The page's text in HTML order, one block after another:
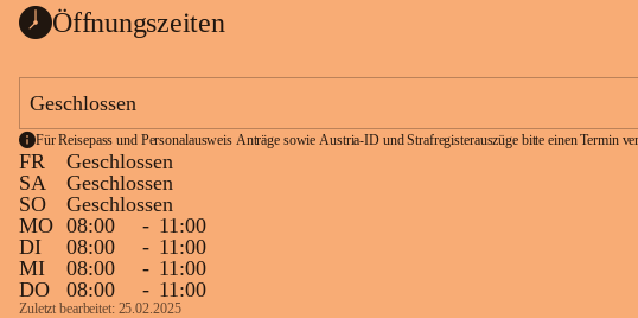
Öffnungszeiten
Geschlossen
Für Reisepass und Personalausweis Anträge sowie Austria-ID und Strafregisterauszüge bitte einen Termin
FR
Geschlossen
SA
Geschlossen
SO
Geschlossen
MO 08:00 - 11:00
DI
08:00 - 11:00
MI
08:00 - 11:00
DO
08:00 - 11:00
Zuletzt bearbeitet: 25.02.2025